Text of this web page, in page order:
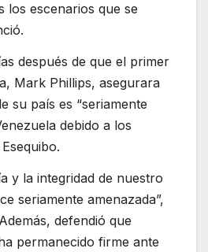
los escenarios que se
después de que el primer
Mark Phillips, asegurara
su país es “seriamente
debido a los
y la integridad de nuestro
seriamente amenazada”,
defendió que
permanecido firme ante